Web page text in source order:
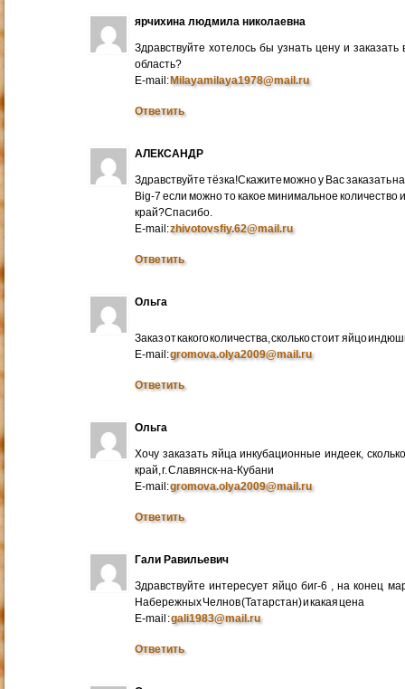
ярчихина людмила николаевна
Здравствуйте хотелось бы узнать цену и
область?
E-mail:Milayamilaya1978@mail.ru
Ответить
АЛЕКСАНДР
Здравствуйте тёзка!Скажите можно у Вас заказать
Big-7 если можно то какое минимальное количество
край?Спасибо.
E-mail:zhivotovsfiy.62@mail.ru
Ответить
Ольга
Заказ от какого количества, сколько стоит яйцо
E-mail:gromova.olya2009@mail.ru
Ответить
Ольга
Хочу заказать яйца инкубационные индеек,
край, г. Славянск-на-Кубани
E-mail:gromova.olya2009@mail.ru
Ответить
Гали Равильевич
Здравствуйте интересует яйцо биг-6 , на конец
Набережных Челнов (Татарстан) и какая цена
E-mail :gali1983@mail.ru
Ответить